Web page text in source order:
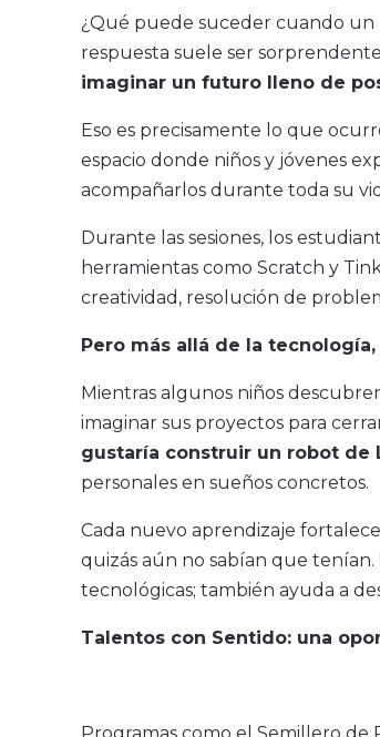
¿Qué puede suceder cuando un
respuesta suele ser
imaginar un futuro lleno de
Eso es precisamente lo que
espacio donde niños y jóvenes
acompañarlos durante toda su
Durante las sesiones, los
herramientas como Scratch y
creatividad, resolución de
Pero más allá de la
Mientras algunos niños
imaginar sus proyectos para
gustaría construir un robot de
personales en sueños concretos.
Cada nuevo aprendizaje
quizás aún no sabían que
tecnológicas; también ayuda a
Talentos con Sentido: una